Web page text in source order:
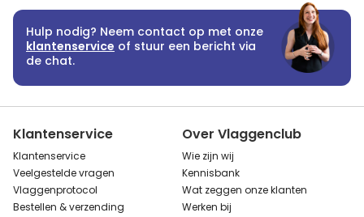
Hulp nodig? Neem contact op met onze
klantenservice of stuur een bericht via
de chat.
Klantenservice
Klantenservice
Veelgestelde vragen
Vlaggenprotocol
Bestellen & verzending
Over Vlaggenclub
Wie zijn wij
Kennisbank
Wat zeggen onze klanten
Werken bij